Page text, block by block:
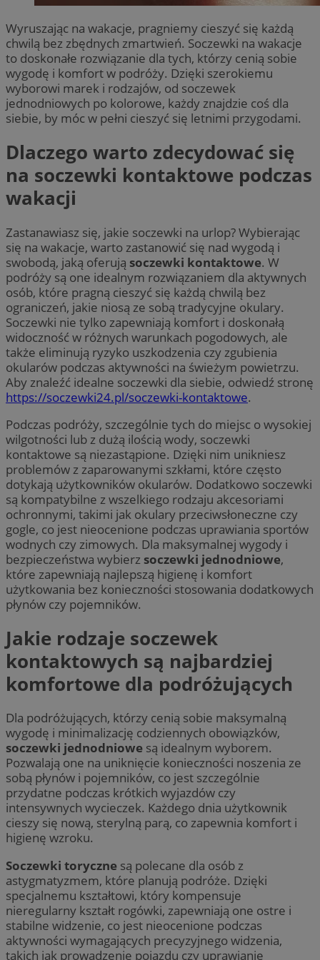
Wyruszając na wakacje, pragniemy cieszyć się każdą
chwilą bez zbędnych zmartwień. Soczewki na wakacje
to doskonałe rozwiązanie dla tych, którzy cenią sobie
wygodę i komfort w podróży. Dzięki szerokiemu
wyborowi marek i rodzajów, od soczewek
jednodniowych po kolorowe, każdy znajdzie coś dla
siebie, by móc w pełni cieszyć się letnimi przygodami.
Dlaczego warto zdecydować się
na soczewki kontaktowe podczas
wakacji
Zastanawiasz się, jakie soczewki na urlop? Wybierając
się na wakacje, warto zastanowić się nad wygodą i
swobodą, jaką oferują soczewki kontaktowe. W
podróży są one idealnym rozwiązaniem dla aktywnych
osób, które pragną cieszyć się każdą chwilą bez
ograniczeń, jakie niosą ze sobą tradycyjne okulary.
Soczewki nie tylko zapewniają komfort i doskonałą
widoczność w różnych warunkach pogodowych, ale
także eliminują ryzyko uszkodzenia czy zgubienia
okularów podczas aktywności na świeżym powietrzu.
Aby znaleźć idealne soczewki dla siebie, odwiedź stronę
https://soczewki24.pl/soczewki-kontaktowe.
Podczas podróży, szczególnie tych do miejsc o wysokiej
wilgotności lub z dużą ilością wody, soczewki
kontaktowe są niezastąpione. Dzięki nim unikniesz
problemów z zaparowanymi szkłami, które często
dotykają użytkowników okularów. Dodatkowo soczewki
są kompatybilne z wszelkiego rodzaju akcesoriami
ochronnymi, takimi jak okulary przeciwsłoneczne czy
gogle, co jest nieocenione podczas uprawiania sportów
wodnych czy zimowych. Dla maksymalnej wygody i
bezpieczeństwa wybierz soczewki jednodniowe,
które zapewniają najlepszą higienę i komfort
użytkowania bez konieczności stosowania dodatkowych
płynów czy pojemników.
Jakie rodzaje soczewek
kontaktowych są najbardziej
komfortowe dla podróżujących
Dla podróżujących, którzy cenią sobie maksymalną
wygodę i minimalizację codziennych obowiązków,
soczewki jednodniowe są idealnym wyborem.
Pozwalają one na uniknięcie konieczności noszenia ze
sobą płynów i pojemników, co jest szczególnie
przydatne podczas krótkich wyjazdów czy
intensywnych wycieczek. Każdego dnia użytkownik
cieszy się nową, sterylną parą, co zapewnia komfort i
higienę wzroku.
Soczewki toryczne są polecane dla osób z
astygmatyzmem, które planują podróże. Dzięki
specjalnemu kształtowi, który kompensuje
nieregularny kształt rogówki, zapewniają one ostre i
stabilne widzenie, co jest nieocenione podczas
aktywności wymagających precyzyjnego widzenia,
takich jak prowadzenie pojazdu czy uprawianie